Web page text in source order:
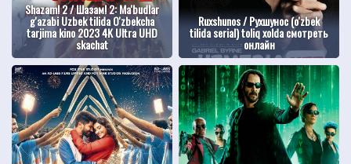
Shazam! 2 / Шазам! 2: Ma'budlar
g'azabi Uzbek tilida O'zbekcha
tarjima kino 2023 4K Ultra UHD
skachat
Ruxshunos / Рухшунос (o'zbek
tilida serial) toliq xolda смотреть
онлайн